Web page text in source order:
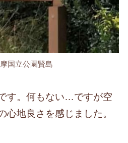
国立公園賢島
す。何もない…ですが空
心地良さを感じました。